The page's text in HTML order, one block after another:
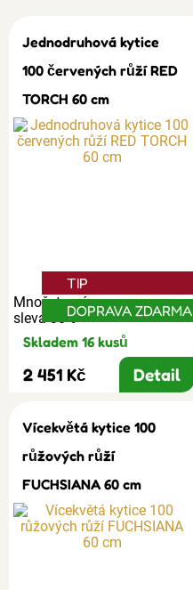
Jednodruhová kytice
100 červených růží RED
TORCH 60 cm
Množstevní
sleva 30%
TIP
DOPRAVA ZDARMA
Skladem 16 kusů
2 451 Kč Detail
Vícekvětá kytice 100
růžových růží
FUCHSIANA 60 cm